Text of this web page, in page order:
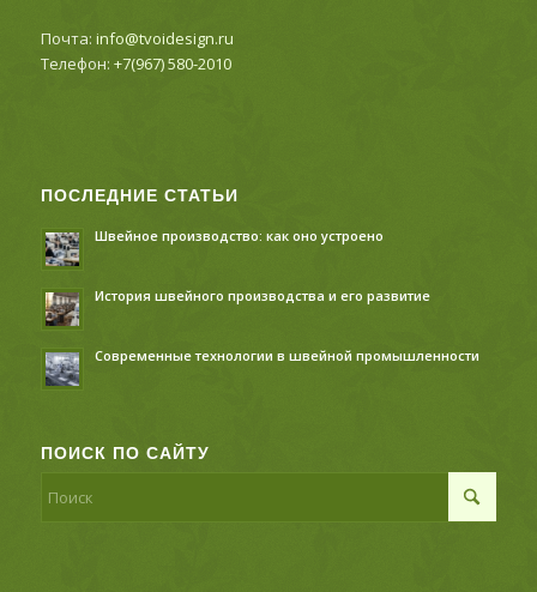
Почта: info@tvoidesign.ru
Телефон: +7(967) 580-2010
ПОСЛЕДНИЕ СТАТЬИ
Швейное производство: как оно устроено
История швейного производства и его развитие
Современные технологии в швейной промышленности
ПОИСК ПО САЙТУ